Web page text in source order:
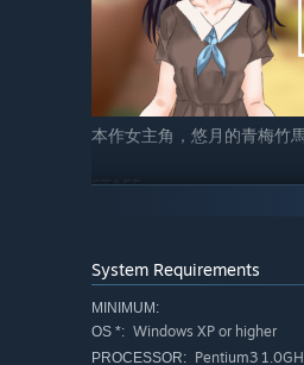
本作女主角，悠月的青梅竹
STAFF
美術協力：賴韻竹、Loshifu
程式編輯：黃睿鈞、楊育誠
CAST
璃音：連思宇
System Requirements
MINIMUM:
OS *: Windows XP or higher
PROCESSOR: Pentium3